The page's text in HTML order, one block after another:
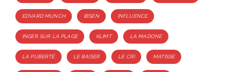
EDVARD MUNCH IBSEN INFLUENCE
INGER SUR LA PLAGE KLIMT LA MADONE
LA PUBERTÉ LE BAISER LE CRI MATISSE